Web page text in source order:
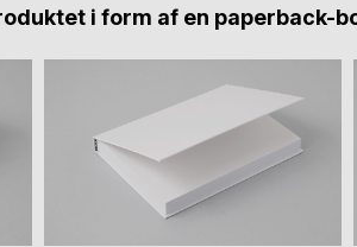
i form af en paperback-